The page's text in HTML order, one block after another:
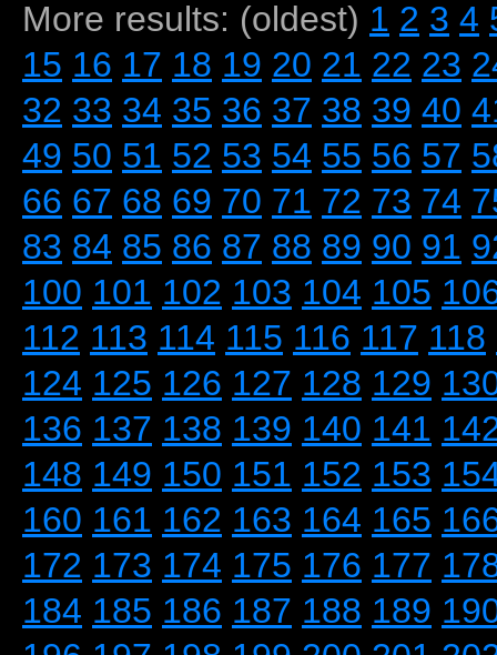
More results: (oldest) 1 2 3 4
15 16 17 18 19 20 21 22 23
32 33 34 35 36 37 38 39 40
49 50 51 52 53 54 55 56 57
66 67 68 69 70 71 72 73 74
83 84 85 86 87 88 89 90 91
100 101 102 103 104 105
112 113 114 115 116 117 118
124 125 126 127 128 129
136 137 138 139 140 141
148 149 150 151 152 153
160 161 162 163 164 165
172 173 174 175 176 177
184 185 186 187 188 189